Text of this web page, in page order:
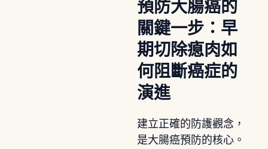
預防大腸癌的
關鍵一步：早
期切除瘜肉如
何阻斷癌症的
演進
建立正確的防護觀念，
是大腸癌預防的核心。